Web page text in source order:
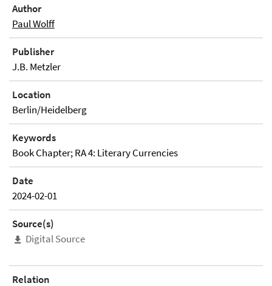
Author
Paul Wolff
Publisher
J.B. Metzler
Location
Berlin/Heidelberg
Keywords
Book Chapter; RA 4: Literary Currencies
Date
2024-02-01
Source(s)
Digital Source
Relation